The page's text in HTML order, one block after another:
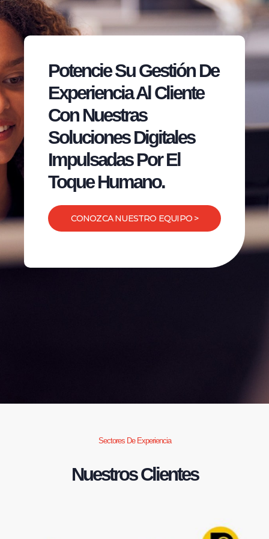
Potencie Su Gestión De
Experiencia Al Cliente
Con Nuestras
Soluciones Digitales
Impulsadas Por El
Toque Humano.
CONOZCA NUESTRO EQUIPO >
Sectores De Experiencia
Nuestros Clientes